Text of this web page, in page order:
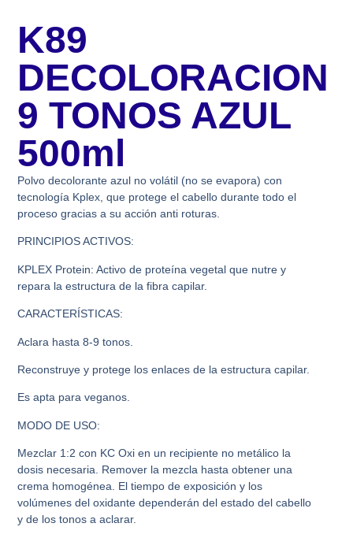
K89
DECOLORACION
9 TONOS AZUL
500ml
Polvo decolorante azul no volátil (no se evapora) con
tecnología Kplex, que protege el cabello durante todo el
proceso gracias a su acción anti roturas.
PRINCIPIOS ACTIVOS:
KPLEX Protein: Activo de proteína vegetal que nutre y
repara la estructura de la fibra capilar.
CARACTERÍSTICAS:
Aclara hasta 8-9 tonos.
Reconstruye y protege los enlaces de la estructura capilar.
Es apta para veganos.
MODO DE USO:
Mezclar 1:2 con KC Oxi en un recipiente no metálico la
dosis necesaria. Remover la mezcla hasta obtener una
crema homogénea. El tiempo de exposición y los
volúmenes del oxidante dependerán del estado del cabello
y de los tonos a aclarar.